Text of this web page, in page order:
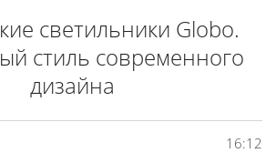
светильники Globo.
стиль современного
дизайна
16:12